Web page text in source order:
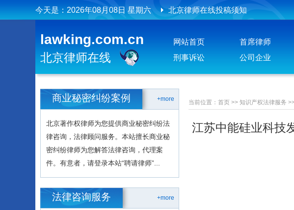
今天是： 2026年08月08日 星期六 北京律师在线投稿须知
lawking.com.cn
北京律师在线
网站首页 首席律师
刑事诉讼
公司企业
+more
商业秘密纠纷案例
北京著作权律师为您提供商业秘密纠纷法
律咨询，法律顾问服务。本站擅长商业秘
密纠纷律师为您解答法律咨询，代理案
件。有意者，请登录本站“聘请律师”...
+more
法律咨询服务
当前位置： 首页 >> 知识产权法律服务
江苏中能硅业科技